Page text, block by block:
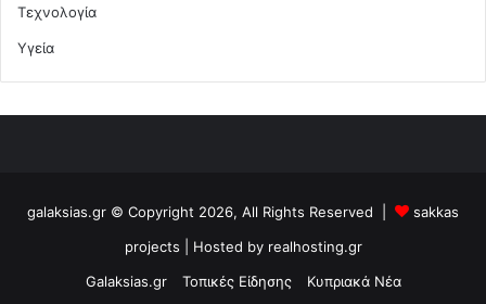
Τεχνολογία
Υγεία
galaksias.gr © Copyright 2026, All Rights Reserved |
sakkas
projects | Hosted by realhosting.gr
Galaksias.gr
Τοπικές Είδησης Κυπριακά Νέα